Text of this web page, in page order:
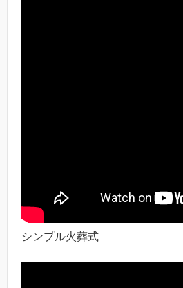
シンプル火葬式